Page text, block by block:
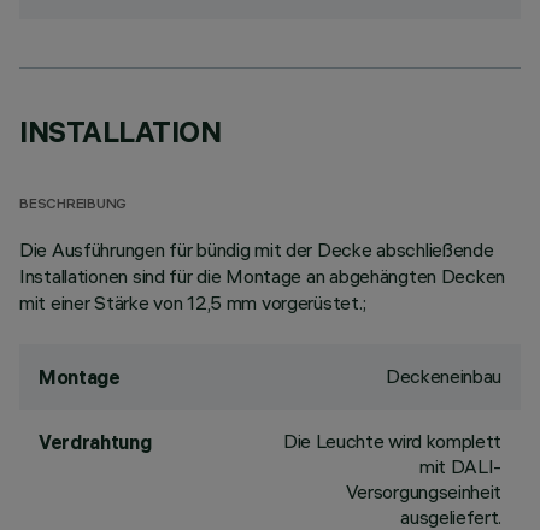
INSTALLATION
BESCHREIBUNG
Die Ausführungen für bündig mit der Decke abschließende
Installationen sind für die Montage an abgehängten Decken
mit einer Stärke von 12,5 mm vorgerüstet.;
Montage Deckeneinbau
Verdrahtung
Die Leuchte wird komplett
mit DALI-
Versorgungseinheit
ausgeliefert.